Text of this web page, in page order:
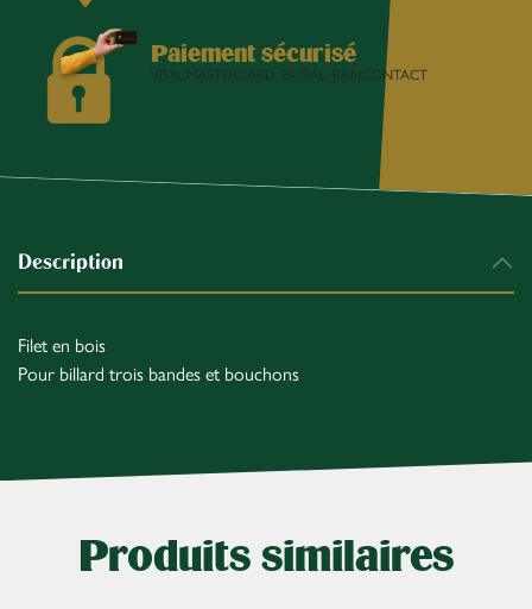
Paiement sécurisé
VISA, MASTERCARD, PAYPAL, BANCONTACT
Description
Filet en bois
Pour billard trois bandes et bouchons
Produits similaires